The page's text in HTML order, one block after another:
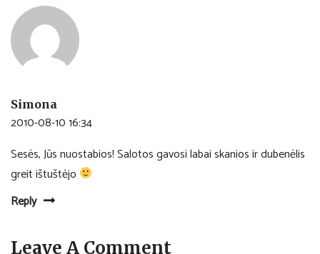
Simona
2010-08-10 16:34
Sesės, Jūs nuostabios! Salotos gavosi labai skanios ir dubenėlis
greit ištuštėjo
Reply
Leave A Comment